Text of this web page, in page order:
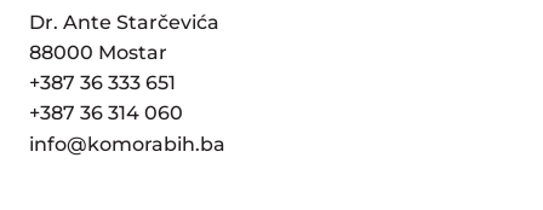
Dr. Ante Starčevića
88000 Mostar
+387 36 333 651
+387 36 314 060
info@komorabih.ba